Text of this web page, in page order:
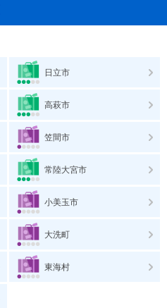
日立市
高萩市
笠間市
常陸大宮市
小美玉市
大洗町
東海村